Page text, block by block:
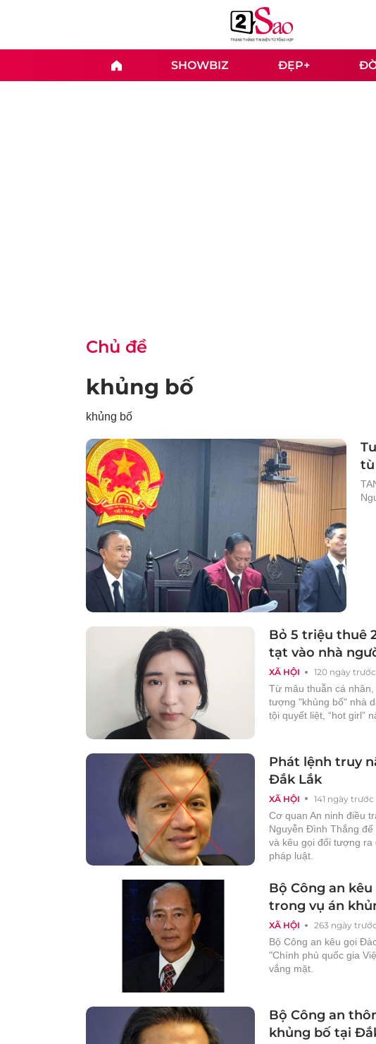
SHOWBIZ ĐẸP+
Chủ đề
khủng bố
khủng bố
tù
XÃ HỘI 120 ngày trước
Bỏ 5 triệu thuê
tạt vào nhà
Từ mâu thuẫn cá
tượng "khủng bố" nhà
tội quyết liệt, “hot girl”
XÃ HỘI 141 ngày trước
Phát lệnh truy
Đắk Lắk
Cơ quan An ninh điều
Nguyễn Đình Thắng để
và kêu gọi đối tượng
pháp luật.
XÃ HỘI 263 ngày trước
Bộ Công an
trong vụ án
Bộ Công an kêu gọi
"Chính phủ quốc gia
vắng mặt.
Bộ Công an
khủng bố tại